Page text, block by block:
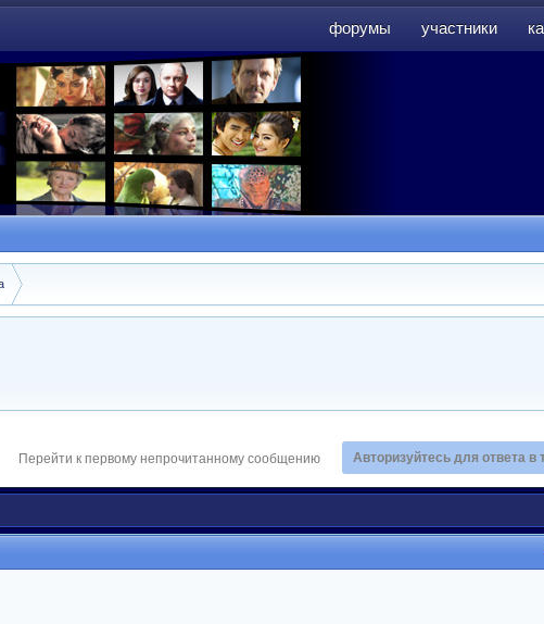
форумы участники
Авторизуйтесь для ответа в
Перейти к первому непрочитанному сообщению